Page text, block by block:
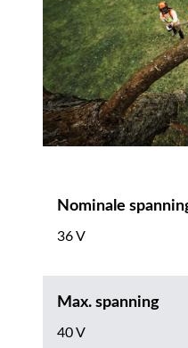
Nominale
36 V
Max. spanning
40 V